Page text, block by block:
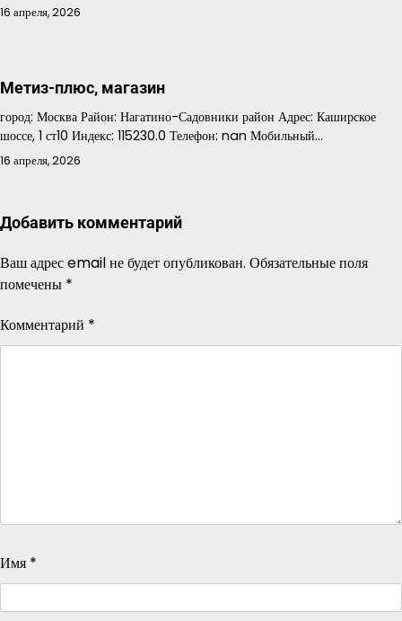
16 апреля, 2026
Метиз-плюс, магазин
город: Москва Район: Нагатино-Садовники район Адрес: Каширское
шоссе, 1 ст10 Индекс: 115230.0 Телефон: nan Мобильный…
16 апреля, 2026
Добавить комментарий
Ваш адрес email не будет опубликован. Обязательные поля
помечены *
Комментарий *
Имя *